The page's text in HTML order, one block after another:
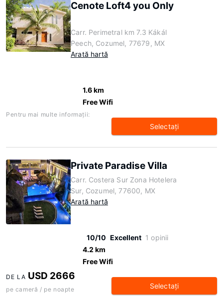
Cenote Loft4 you Only
Carr. Perimetral km 7.3 Kákál
Peech, Cozumel, 77679, MX
Arată hartă
1.6 km
Free Wifi
Pentru mai multe informaţii:
Selectaţi
Private Paradise Villa
Carr. Costera Sur Zona Hotelera
Sur, Cozumel, 77600, MX
Arată hartă
10/10 Excellent 1 opinii
4.2 km
Free Wifi
DE LA USD 2666
pe cameră / pe noapte Selectaţi